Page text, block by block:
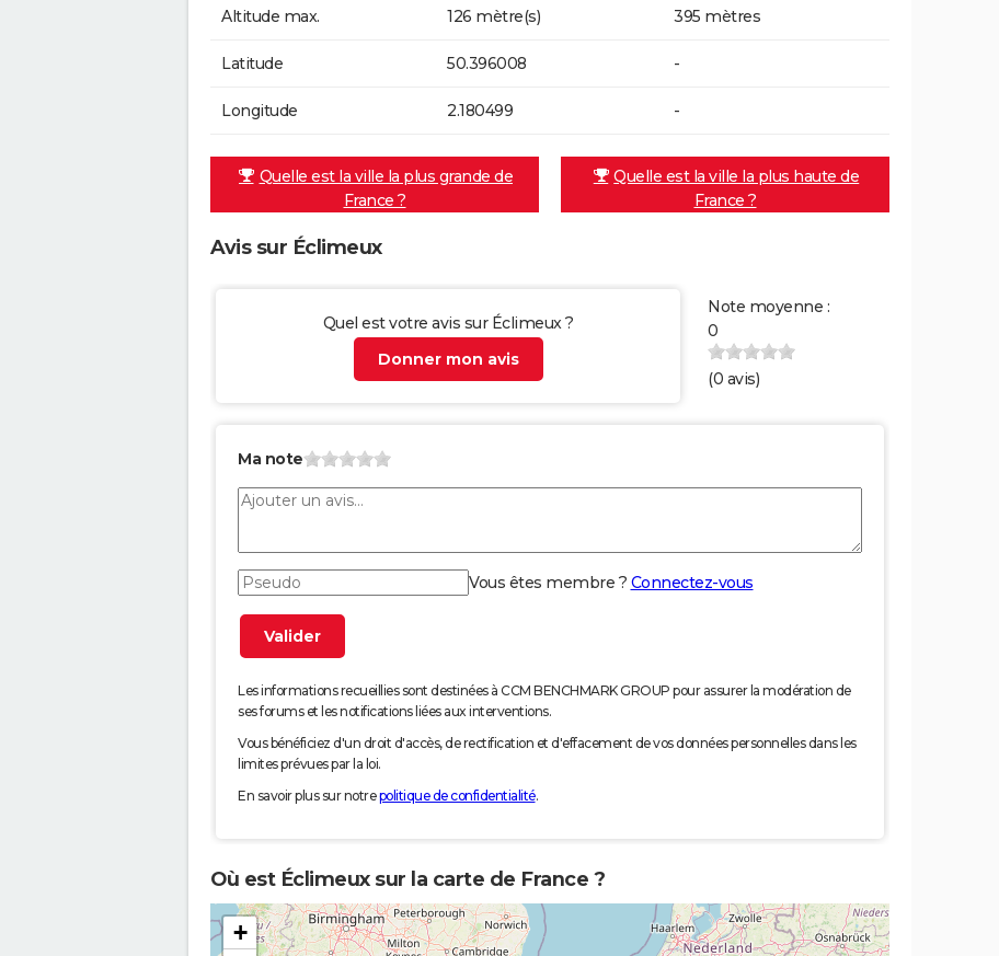
Altitude max. 126 mètre(s) 395 mètres
Latitude 50.396008 -
Longitude 2.180499 -
Quelle est la ville la plus grande de
France ?
Quelle est la ville la plus haute de
France ?
Avis sur Éclimeux
Quel est votre avis sur Éclimeux ?
Donner mon avis
Note moyenne :
0
(0 avis)
Ma note
Vous êtes membre ? Connectez-vous
Les informations recueillies sont destinées à CCM BENCHMARK GROUP pour assurer la modération de
ses forums et les notifications liées aux interventions.
Vous bénéficiez d'un droit d'accès, de rectification et d'effacement de vos données personnelles dans les
limites prévues par la loi.
En savoir plus sur notrepolitique de confidentialité.
Où est Éclimeux sur la carte de France ?
+